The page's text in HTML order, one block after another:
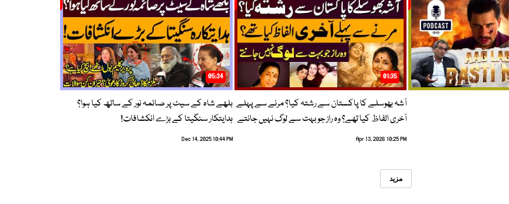
01:35
آشہ بھوسلے کا پاکستان سے رشتہ کیا؟ مرنے سے پہلے
آخری الفاظ کیا تھے؟ وہ راز جو بہت سے لوگ نہیں جانتے
Apr 13, 2026 10:25 PM
05:34
بلھے شاہ کے سیٹ پر صائمہ نور کے ساتھ کیا ہوا؟
ہدایتکار سنگیتا کے بڑے انکشافات!
Dec 14, 2025 10:44 PM
مزید